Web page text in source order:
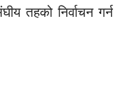
तहको निर्वाचन गर्न